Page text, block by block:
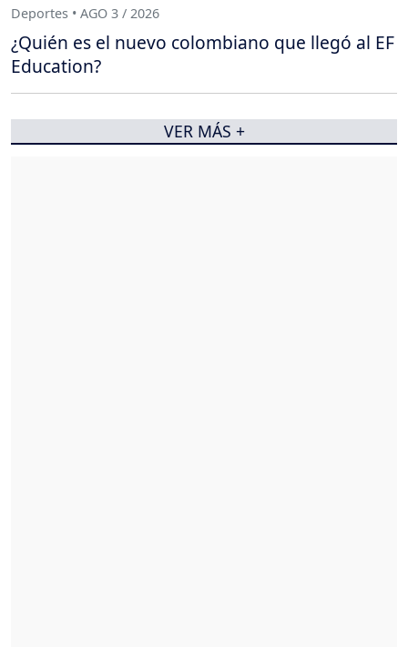
Deportes • AGO 3 / 2026
¿Quién es el nuevo colombiano que llegó al EF
Education?
VER MÁS +